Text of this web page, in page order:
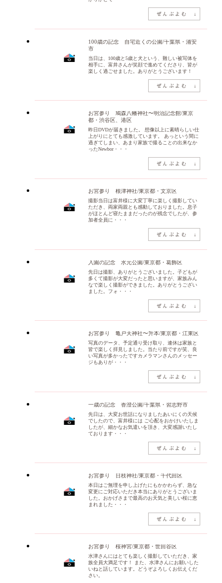
100歳の記念 自宅近くの公園/千葉県・浦安
市
当日は、100歳と5歳と犬という、難しい被写体を
相手に、富井さんが笑顔で進めてくださり、皆が
楽しく過ごせました。ありがとうございます！
お宮参り 鳩森八幡神社〜明治記念館/東京
都・渋谷区、港区
昨日DVDが届きました。 想像以上に素晴らしい仕
上がりにとても感激しています。 あっという間に
過ぎてしまい、あまり家族で撮ることの出来なか
ったNewbor・・・
お宮参り 根津神社/東京都・文京区
撮影当日は富井様に大変丁寧に楽しく撮影してい
ただき、両家両親とも感動しておりました。息子
がほとんど寝たままだったのが残念でしたが、参
加者全員に・・・
入園の記念 水元公園/東京都・葛飾区
先日は撮影、ありがとうございました。子どもが
多くて撮影が大変だったと思いますが、家族みん
なで楽しく撮影ができました。ありがとうござい
ました。フォ・・・
お宮参り 亀戸天神社〜升本/東京都・江東区
写真のデータ、予定通り受け取り、連休は家族と
皆で楽しく拝見しました。当たり前ですが笑、良
い写真が多かったですカメラマンさんのメッセー
ジもありが・・・
一歳の記念 香澄公園/千葉県・習志野市
先日は、大変お世話になりましたあいにくの天候
でしたので、富井様には ご心配をおかけいたしま
したが、細かなお気遣いを頂き、大変感謝いたし
ております・・・
お宮参り 日枝神社/東京都・千代田区
本日はご無理を申し上げたにもかかわらず、急な
変更にご対応いただき本当にありがとうございま
した。おかげさまで最高のお天気と美しい桜に恵
まれました・・・
お宮参り 桜神宮/東京都・世田谷区
水津さんにはとても楽しく撮影していただき、家
族全員大満足です！ また、水津さんにお願いした
いねと話しています。どうぞよろしくお伝えくだ
さい。